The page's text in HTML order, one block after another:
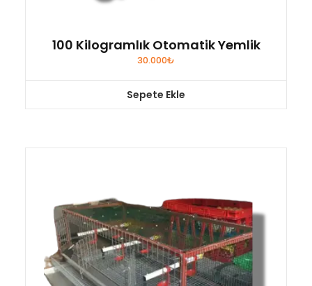
100 Kilogramlık Otomatik Yemlik
30.000₺
Sepete Ekle